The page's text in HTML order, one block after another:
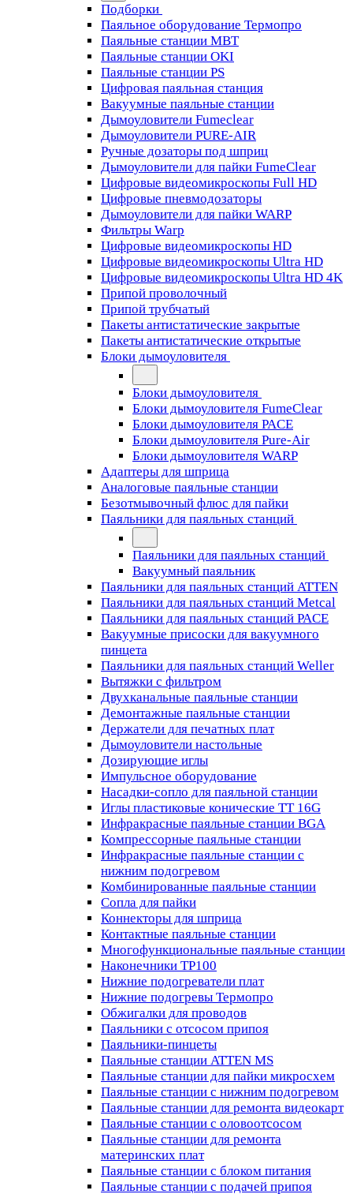
Подборки
Паяльное оборудование Термопро
Паяльные станции MBT
Паяльные станции OKI
Паяльные станции PS
Цифровая паяльная станция
Вакуумные паяльные станции
Дымоуловители Fumeclear
Дымоуловители PURE-AIR
Ручные дозаторы под шприц
Дымоуловители для пайки FumeClear
Цифровые видеомикроскопы Full HD
Цифровые пневмодозаторы
Дымоуловители для пайки WARP
Фильтры Warp
Цифровые видеомикроскопы HD
Цифровые видеомикроскопы Ultra HD
Цифровые видеомикроскопы Ultra HD 4K
Припой проволочный
Припой трубчатый
Пакеты антистатические закрытые
Пакеты антистатические открытые
Блоки дымоуловителя
Блоки дымоуловителя
Блоки дымоуловителя FumeClear
Блоки дымоуловителя PACE
Блоки дымоуловителя Pure-Air
Блоки дымоуловителя WARP
Адаптеры для шприца
Аналоговые паяльные станции
Безотмывочный флюс для пайки
Паяльники для паяльных станций
Паяльники для паяльных станций
Вакуумный паяльник
Паяльники для паяльных станций ATTEN
Паяльники для паяльных станций Metcal
Паяльники для паяльных станций PACE
Вакуумные присоски для вакуумного
пинцета
Паяльники для паяльных станций Weller
Вытяжки с фильтром
Двухканальные паяльные станции
Демонтажные паяльные станции
Держатели для печатных плат
Дымоуловители настольные
Дозирующие иглы
Импульсное оборудование
Насадки-сопло для паяльной станции
Иглы пластиковые конические TT 16G
Инфракрасные паяльные станции BGA
Компрессорные паяльные станции
Инфракрасные паяльные станции с
нижним подогревом
Комбинированные паяльные станции
Сопла для пайки
Коннекторы для шприца
Контактные паяльные станции
Многофункциональные паяльные станции
Наконечники TP100
Нижние подогреватели плат
Нижние подогревы Термопро
Обжигалки для проводов
Паяльники с отсосом припоя
Паяльники-пинцеты
Паяльные станции ATTEN MS
Паяльные станции для пайки микросхем
Паяльные станции с нижним подогревом
Паяльные станции для ремонта видеокарт
Паяльные станции с оловоотсосом
Паяльные станции для ремонта
материнских плат
Паяльные станции с блоком питания
Паяльные станции с подачей припоя